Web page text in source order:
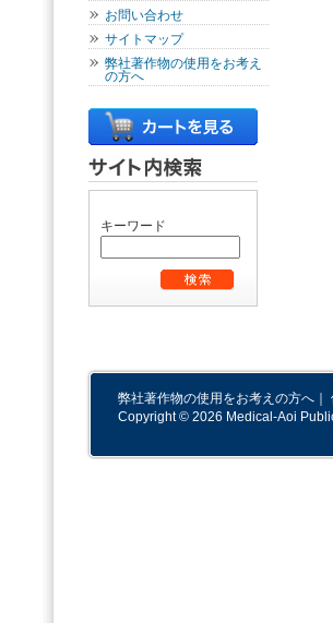
お問い合わせ
サイトマップ
弊社著作物の使用をお考え
の方へ
キーワード
弊社著作物の使用をお考えの方へ ｜
Copyright © 2026 Medical-Aoi